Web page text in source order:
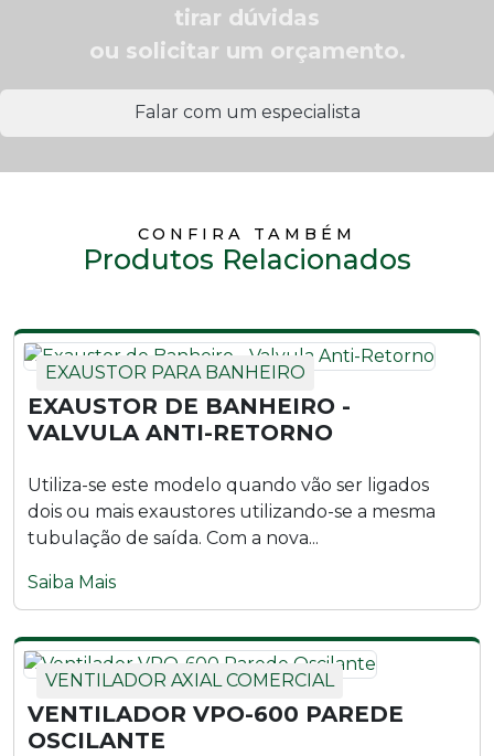
tirar dúvidas
ou solicitar um orçamento.
Falar com um especialista
CONFIRA TAMBÉM
Produtos Relacionados
EXAUSTOR PARA BANHEIRO
EXAUSTOR DE BANHEIRO -
VALVULA ANTI-RETORNO
Utiliza-se este modelo quando vão ser ligados
dois ou mais exaustores utilizando-se a mesma
tubulação de saída. Com a nova...
Saiba Mais
VENTILADOR AXIAL COMERCIAL
VENTILADOR VPO-600 PAREDE
OSCILANTE